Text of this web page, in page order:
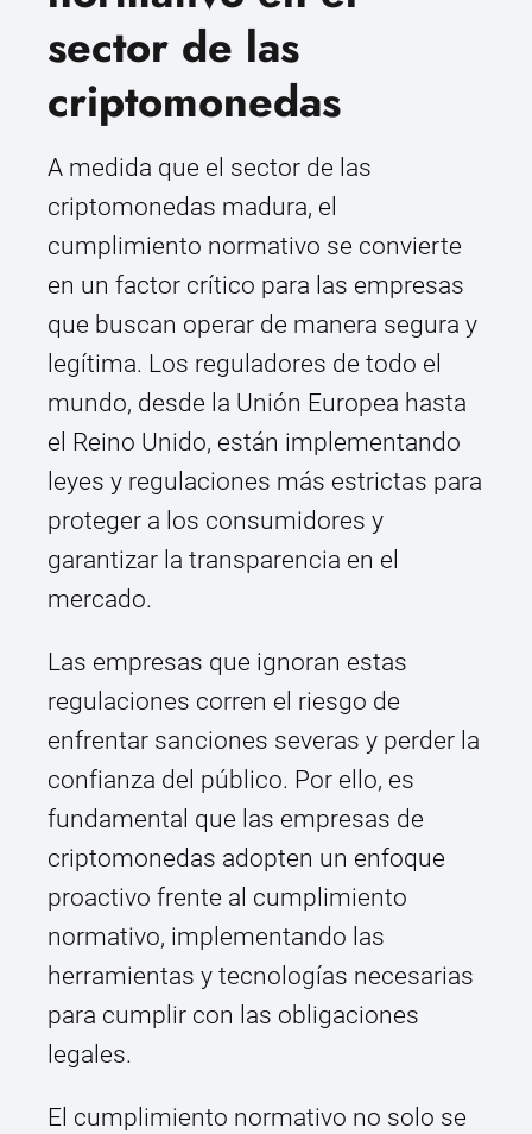
sector de las
criptomonedas
A medida que el sector de las
criptomonedas madura, el
cumplimiento normativo se convierte
en un factor crítico para las empresas
que buscan operar de manera segura y
legítima. Los reguladores de todo el
mundo, desde la Unión Europea hasta
el Reino Unido, están implementando
leyes y regulaciones más estrictas para
proteger a los consumidores y
garantizar la transparencia en el
mercado.
Las empresas que ignoran estas
regulaciones corren el riesgo de
enfrentar sanciones severas y perder la
confianza del público. Por ello, es
fundamental que las empresas de
criptomonedas adopten un enfoque
proactivo frente al cumplimiento
normativo, implementando las
herramientas y tecnologías necesarias
para cumplir con las obligaciones
legales.
El cumplimiento normativo no solo se